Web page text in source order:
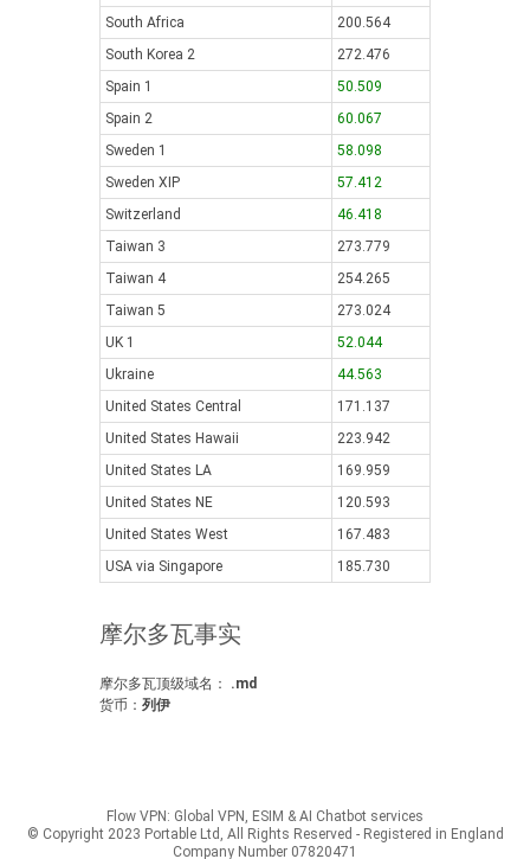
South Africa
200.564
South Korea 2
272.476
Spain 1
50.509
Spain 2
60.067
Sweden 1
58.098
Sweden XIP
57.412
Switzerland
46.418
Taiwan 3
273.779
Taiwan 4
254.265
Taiwan 5
273.024
UK 1
52.044
Ukraine
44.563
United States Central
171.137
United States Hawaii
223.942
United States LA
169.959
United States NE
120.593
United States West
167.483
USA via Singapore
185.730
摩尔多瓦事实
摩尔多瓦顶级域名： .md
货币： 列伊
Flow VPN: Global VPN, ESIM & AI Chatbot services
© Copyright 2023 Portable Ltd, All Rights Reserved - Registered in England
Company Number 07820471